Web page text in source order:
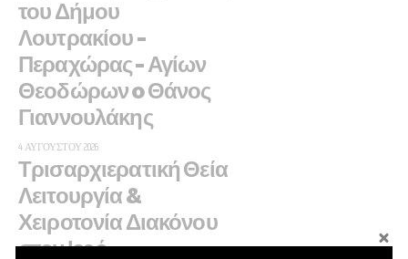
του Δήμου
Λουτρακίου –
Περαχώρας – Αγίων
Θεοδώρων o Θάνος
Γιαννουλάκης
4 ΑΥΓΟΎΣΤΟΥ 2026
Τρισαρχιερατική Θεία
Λειτουργία &
Χειροτονία Διακόνου
στον Ιερό